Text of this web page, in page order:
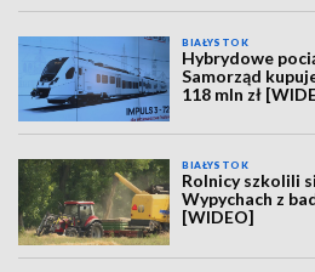
BIAŁYSTOK
Hybrydowe
Samorząd
118 mln zł
BIAŁYSTOK
Rolnicy szkolili
Wypychach z
[WIDEO]